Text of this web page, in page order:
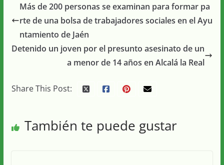
Más de 200 personas se examinan para formar pa
rte de una bolsa de trabajadores sociales en el Ayu
ntamiento de Jaén
Detenido un joven por el presunto asesinato de un
a menor de 14 años en Alcalá la Real
Share This Post:
También te puede gustar